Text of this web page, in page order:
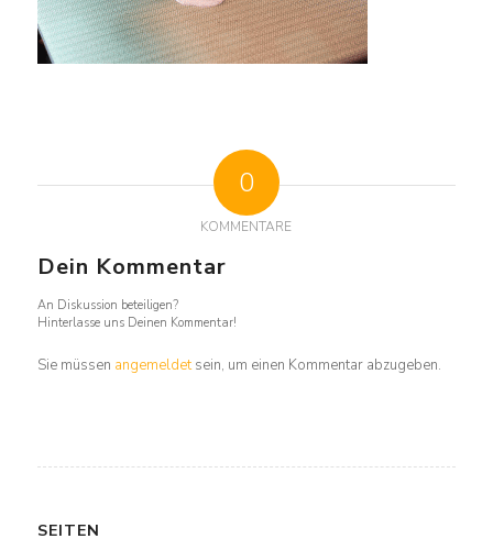
0
KOMMENTARE
Dein Kommentar
An Diskussion beteiligen?
Hinterlasse uns Deinen Kommentar!
Sie müssen angemeldetsein, um einen Kommentar abzugeben.
SEITEN